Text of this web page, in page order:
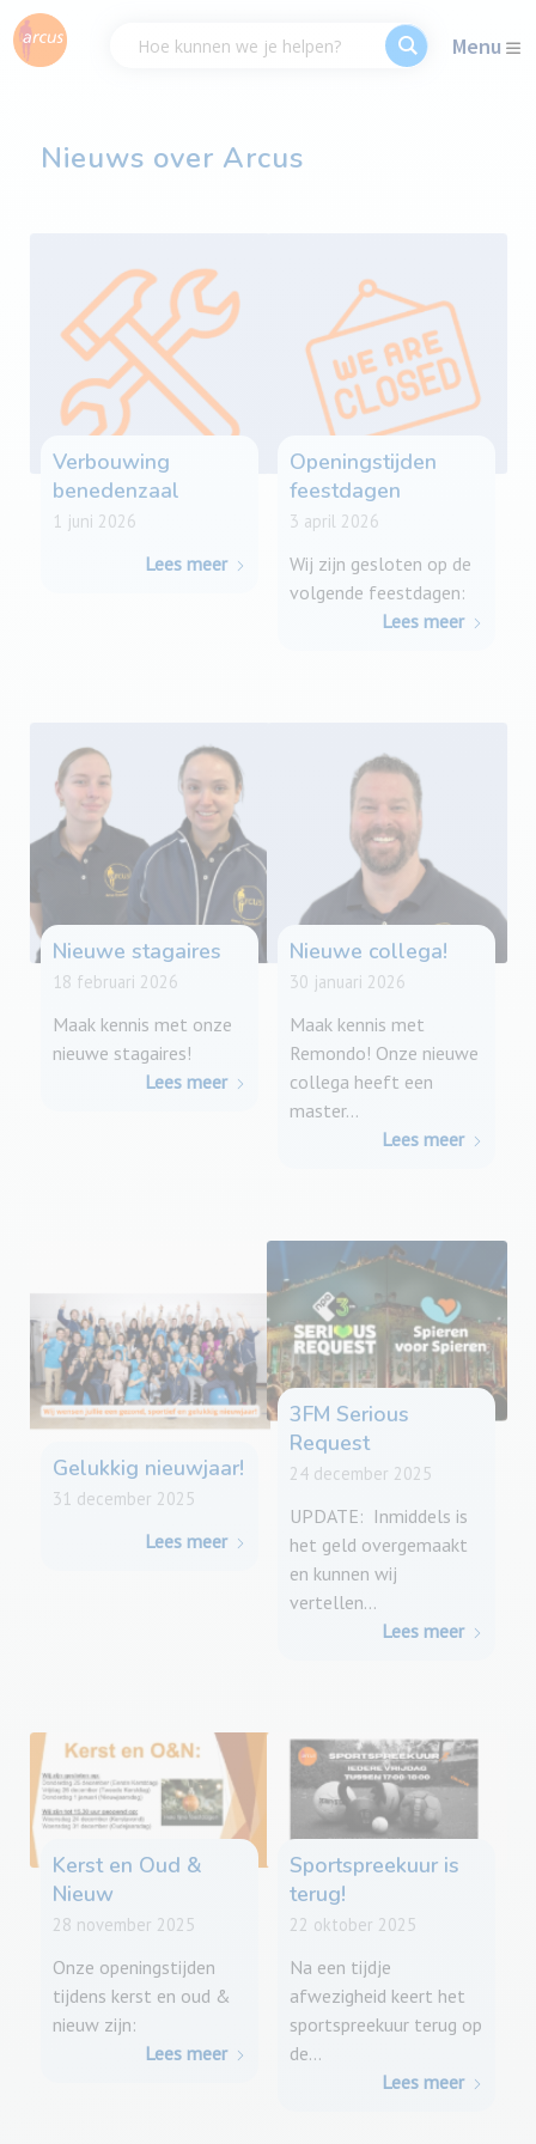
Menu
Nieuws over Arcus
Verbouwing
benedenzaal
1 juni 2026
Lees meer
Openingstijden
feestdagen
3 april 2026
Wij zijn gesloten op de
volgende feestdagen:
Lees meer
Nieuwe stagaires
18 februari 2026
Maak kennis met onze
nieuwe stagaires!
Lees meer
Nieuwe collega!
30 januari 2026
Maak kennis met
Remondo! Onze nieuwe
collega heeft een
master…
Lees meer
Gelukkig nieuwjaar!
31 december 2025
Lees meer
3FM Serious
Request
24 december 2025
UPDATE: Inmiddels is
het geld overgemaakt
en kunnen wij
vertellen…
Lees meer
Kerst en Oud &
Nieuw
28 november 2025
Onze openingstijden
tijdens kerst en oud &
nieuw zijn:
Lees meer
Sportspreekuur is
terug!
22 oktober 2025
Na een tijdje
afwezigheid keert het
sportspreekuur terug op
de…
Lees meer